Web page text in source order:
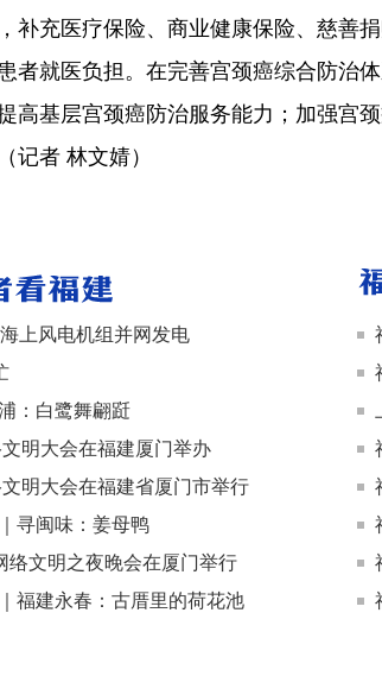
补充医疗保险、商业健康保险、慈善
者就医负担。在完善宫颈癌综合防治
高基层宫颈癌防治服务能力；加强宫
记者 林文婧）
上风电机组并网发电
：白鹭舞翩跹
明大会在福建厦门举办
明大会在福建省厦门市举行
寻闽味：姜母鸭
络文明之夜晚会在厦门举行
福建永春：古厝里的荷花池